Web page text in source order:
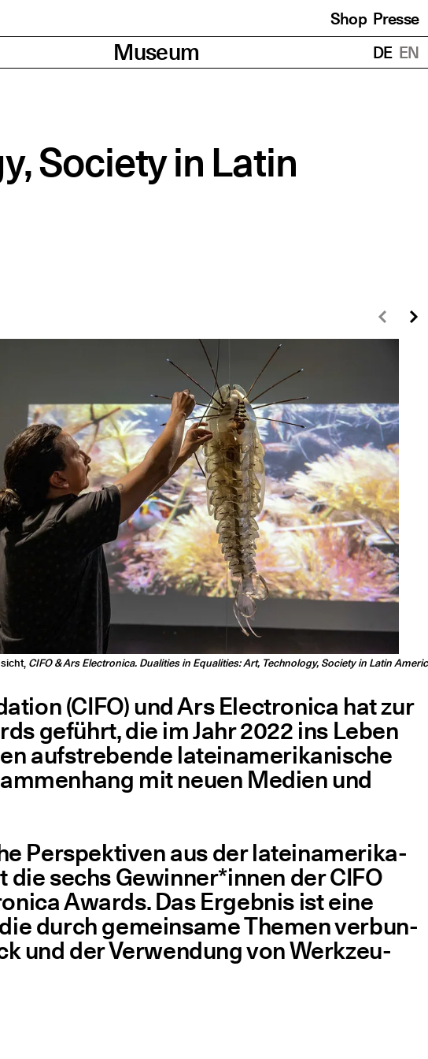
Shop Presse
Museum Übersetzungen
DE EN
Socie­ty in Latin
CIFO & Ars Electronica. Dualities in Equalities: Art, Technology, Society in Latin
(CIFO) und Ars Elec­tro­ni­ca hat zur
geführt, die im Jahr 2022 ins Leben
auf­stre­ben­de latein­ame­ri­ka­ni­sche
mit neu­en Medi­en und
Per­spek­ti­ven aus der latein­ame­ri­ka­
sechs Gewinner*innen der CIFO
Awards. Das Ergeb­nis ist eine
durch gemein­sa­me The­men ver­bun­
und der Ver­wen­dung von Werk­zeu­